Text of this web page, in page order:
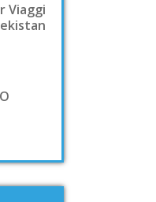
Viaggi